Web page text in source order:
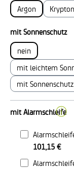
Argon
mit Sonnenschutz
nein
mit leichtem
mit
mit Alarmschleife
101,15 €
ⓘ